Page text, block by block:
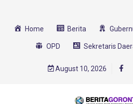
Home Berita
OPD Sekretaris
August 10, 2026